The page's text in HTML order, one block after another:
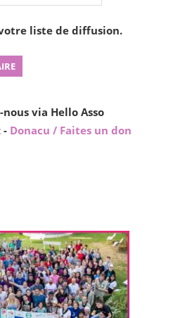
liste de diffusion.
nous via Hello Asso
- Donacu / Faites un don